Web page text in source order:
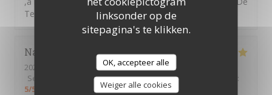
linksonder op de
sitepagina's te klikken.
OK, accepteer alle
Weiger alle cookies
Terre. Amitiés Vendéennes
Nathalie
2026-07-04
- 12:00 - Gasten 6
Service
Atmosfeer:5/5 Keuken:5/5
:
5/5